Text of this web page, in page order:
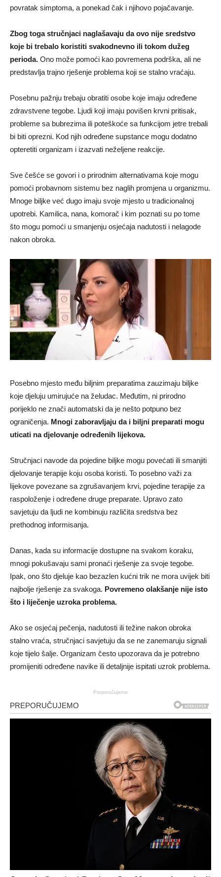
povratak simptoma, a ponekad čak i njihovo pojačavanje.
Zbog toga stručnjaci naglašavaju da ovo nije sredstvo
koje bi trebalo koristiti svakodnevno ili tokom dužeg
perioda. Ono može pomoći kao povremena podrška, ali ne
predstavlja trajno rješenje problema koji se stalno vraćaju.
Posebnu pažnju trebaju obratiti osobe koje imaju određene
zdravstvene tegobe. Ljudi koji imaju povišen krvni pritisak,
probleme sa bubrezima ili poteškoće sa funkcijom jetre trebali
bi biti oprezni. Kod njih određene supstance mogu dodatno
opteretiti organizam i izazvati neželjene reakcije.
Sve češće se govori i o prirodnim alternativama koje mogu
pomoći probavnom sistemu bez naglih promjena u organizmu.
Mnoge biljke već dugo imaju svoje mjesto u tradicionalnoj
upotrebi. Kamilica, nana, komorač i kim poznati su po tome
što mogu pomoći u smanjenju osjećaja nadutosti i nelagode
nakon obroka.
Posebno mjesto među biljnim preparatima zauzimaju biljke
koje djeluju umirujuće na želudac. Međutim, ni prirodno
porijeklo ne znači automatski da je nešto potpuno bez
ograničenja. Mnogi zaboravljaju da i biljni preparati mogu
uticati na djelovanje određenih lijekova.
Stručnjaci navode da pojedine biljke mogu povećati ili smanjiti
djelovanje terapije koju osoba koristi. To posebno važi za
lijekove povezane sa zgrušavanjem krvi, pojedine terapije za
raspoloženje i određene druge preparate. Upravo zato
savjetuju da ljudi ne kombinuju različita sredstva bez
prethodnog informisanja.
Danas, kada su informacije dostupne na svakom koraku,
mnogi pokušavaju sami pronaći rješenje za svoje tegobe.
Ipak, ono što djeluje kao bezazlen kućni trik ne mora uvijek biti
najbolje rješenje za svakoga. Povremeno olakšanje nije isto
što i liječenje uzroka problema.
Ako se osjećaj pečenja, nadutosti ili težine nakon obroka
stalno vraća, stručnjaci savjetuju da se ne zanemaruju signali
koje tijelo šalje. Organizam često upozorava da je potrebno
promijeniti određene navike ili detaljnije ispitati uzrok problema.
Preporučujemo